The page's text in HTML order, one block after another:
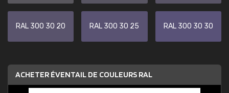
RAL 300 30 20 RAL 300 30 25 RAL 300 30 30
ACHETER ÉVENTAIL DE COULEURS RAL